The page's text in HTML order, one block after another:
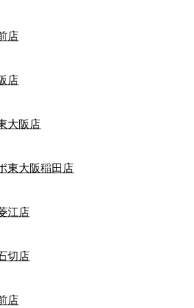
店
店
大阪店
東大阪稲田店
江店
切店
店